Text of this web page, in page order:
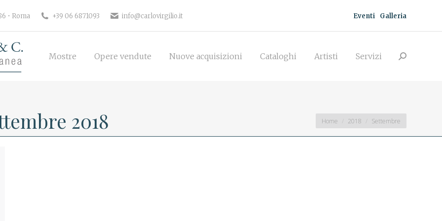
• Roma +39 06 6871093 info@carlovirgilio.it Eventi Galleria
Mostre Opere vendute Nuove acquisizioni Cataloghi Artisti Servizi Search:
2018 You are here:
Home 2018 Settembre